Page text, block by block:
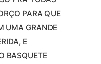
PARA QUE
UMA GRANDE
E
BASQUETE